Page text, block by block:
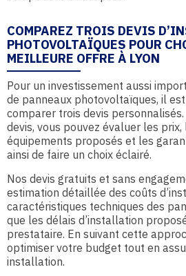
COMPAREZ TROIS DEVIS
PHOTOVOLTAÏQUES POUR
MEILLEURE OFFRE À LYON
Pour un investissement aussi
de panneaux photovoltaïques, il
comparer trois devis
devis, vous pouvez évaluer les
équipements proposés et les
ainsi de faire un choix éclairé.
Nos devis gratuits et sans
estimation détaillée des coûts
caractéristiques techniques des
que les délais d’installation
prestataire. En suivant cette
optimiser votre budget tout en
installation.